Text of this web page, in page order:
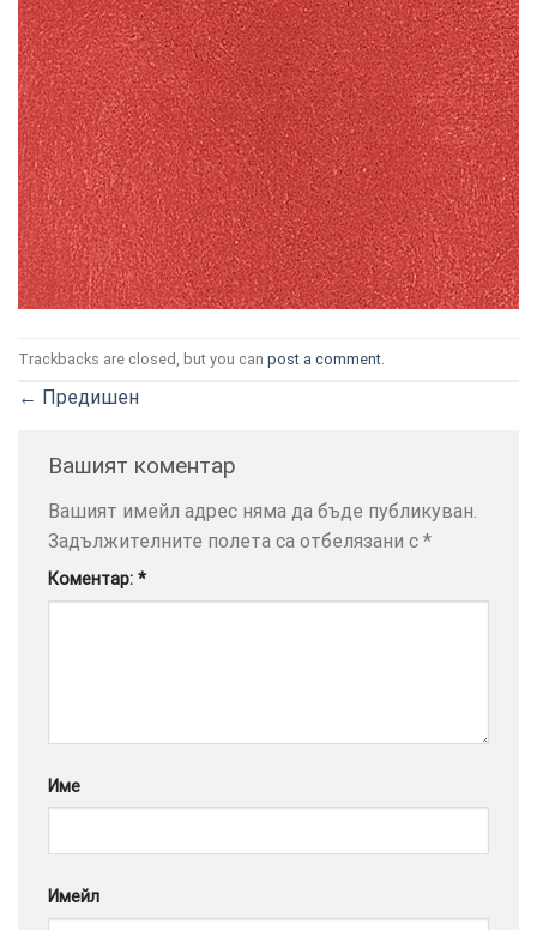
Trackbacks are closed, but you can post a comment
← Предишен
Вашият коментар
Вашият имейл адрес няма да бъде публикуван.
Задължителните полета са отбелязани с *
Коментар: *
Име
Имейл
× ТОЗИ
САЙТ
ИЗПОЛЗВА
ПОВЕЧЕ
ИНФОРМАЦИЯ
ДА
НАМЕРИТЕ
ТУК.
УСЛУГИ ОПЦИИ